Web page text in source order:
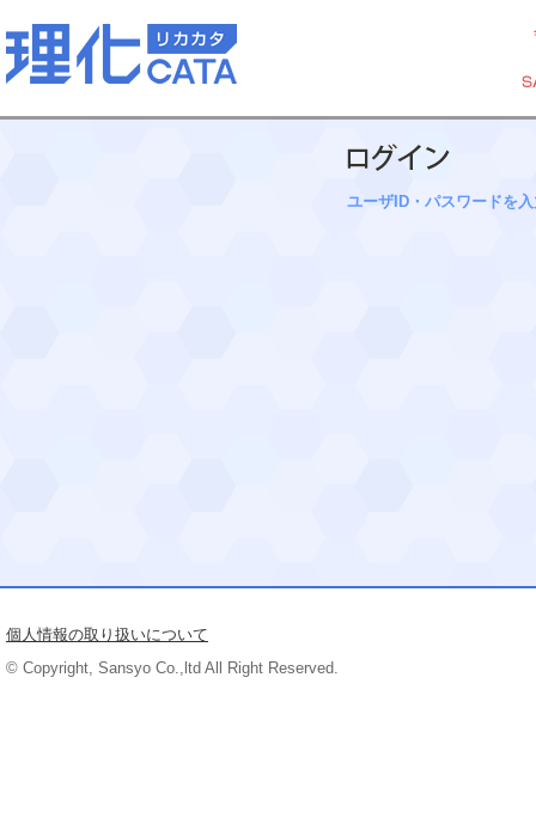
ユーザID・パスワードを
個人情報の取り扱いについて
© Copyright, Sansyo Co.,ltd All Right Reserved.